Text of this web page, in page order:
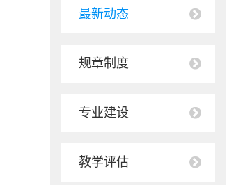
最新动态
规章制度
专业建设
教学评估